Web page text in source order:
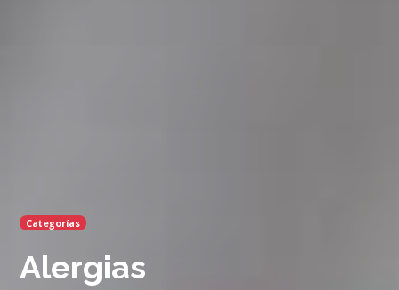
Categorías
Alergias